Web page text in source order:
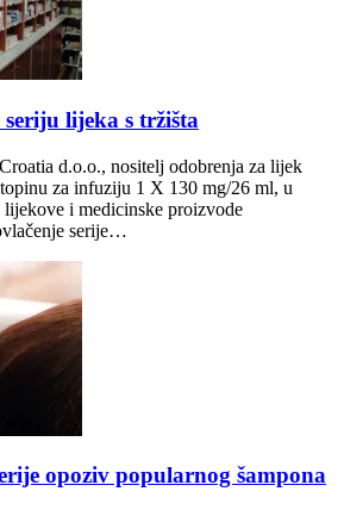
lijeka s tržišta
d.o.o., nositelj odobrenja za lijek
za infuziju 1 X 130 mg/26 ml, u
i medicinske proizvode
serije…
opoziv popularnog šampona